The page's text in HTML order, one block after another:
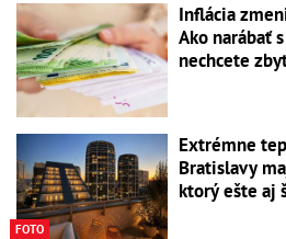
Inflácia
Ako narábať
nechcete
FOTO
Extrémne
Bratislavy
ktorý ešte aj